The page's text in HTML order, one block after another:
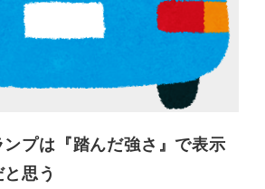
プは『踏んだ強さ』で表示
思う